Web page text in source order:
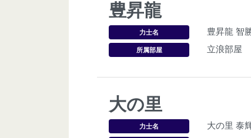
豊昇龍
力士名 豊昇龍 智
所属部屋 立浪部屋
大の里
力士名 大の里 泰